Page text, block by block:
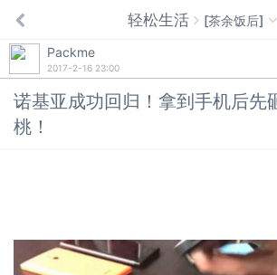
轻松生活 [茶余饭后]
Packme
2017-2-16 23:00
诺基亚成功回归！拿到手机后先
桃！